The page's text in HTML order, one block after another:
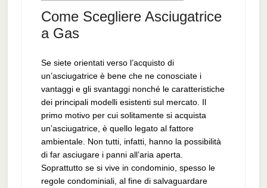
Come Scegliere Asciugatrice
a Gas
Se siete orientati verso l’acquisto di
un’asciugatrice è bene che ne conosciate i
vantaggi e gli svantaggi nonché le caratteristiche
dei principali modelli esistenti sul mercato. Il
primo motivo per cui solitamente si acquista
un’asciugatrice, è quello legato al fattore
ambientale. Non tutti, infatti, hanno la possibilità
di far asciugare i panni all’aria aperta.
Soprattutto se si vive in condominio, spesso le
regole condominiali, al fine di salvaguardare